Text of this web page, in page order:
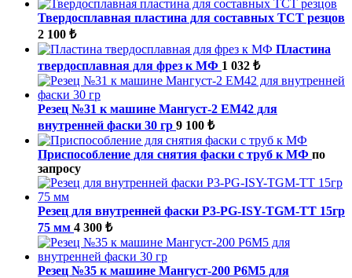
Твердосплавная пластина для составных ТСТ резцов
2 100 ₺
Пластина
твердосплавная для фрез к МФ 1 032 ₺
Резец №31 к машине Мангуст-2 ЕМ42 для
внутренней фаски 30 гр 9 100 ₺
Приспособление для снятия фаски с труб к МФ по
запросу
Резец для внутренней фаски P3-PG-ISY-TGM-ТТ 15гр
75 мм 4 300 ₺
Резец №35 к машине Мангуст-200 Р6М5 для